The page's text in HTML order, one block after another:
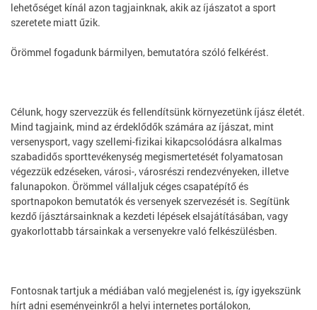
lehetőséget kínál azon tagjainknak, akik az íjászatot a sport
szeretete miatt űzik.
Örömmel fogadunk bármilyen, bemutatóra szóló felkérést.
Célunk, hogy szervezzük és fellendítsünk környezetünk íjász életét.
Mind tagjaink, mind az érdeklődők számára az íjászat, mint
versenysport, vagy szellemi-fizikai kikapcsolódásra alkalmas
szabadidős sporttevékenység megismertetését folyamatosan
végezzük edzéseken, városi-, városrészi rendezvényeken, illetve
falunapokon. Örömmel vállaljuk céges csapatépítő és
sportnapokon bemutatók és versenyek szervezését is. Segítünk
kezdő íjásztársainknak a kezdeti lépések elsajátításában, vagy
gyakorlottabb társainkak a versenyekre való felkészülésben.
Fontosnak tartjuk a médiában való megjelenést is, így igyekszünk
hírt adni eseményeinkről a helyi internetes portálokon,